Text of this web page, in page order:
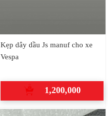
Kẹp dây dầu Js manuf cho xe
Vespa
1,200,000